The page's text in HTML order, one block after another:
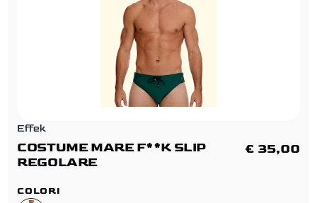
Effek
COSTUME MARE F**K SLIP
REGOLARE
€ 35,00
COLORI